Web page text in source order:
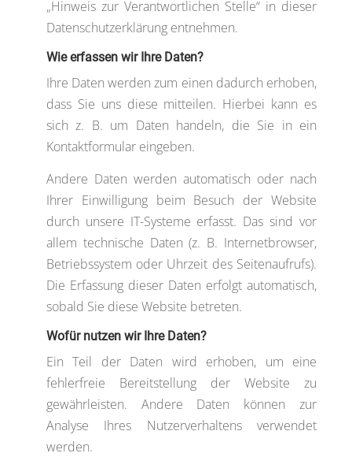
„Hinweis zur Verantwortlichen Stelle“ in dieser
Datenschutzerklärung entnehmen.
Wie erfassen wir Ihre Daten?
Ihre Daten werden zum einen dadurch erhoben,
dass Sie uns diese mitteilen. Hierbei kann es
sich z. B. um Daten handeln, die Sie in ein
Kontaktformular eingeben.
Andere Daten werden automatisch oder nach
Ihrer Einwilligung beim Besuch der Website
durch unsere IT-Systeme erfasst. Das sind vor
allem technische Daten (z. B. Internetbrowser,
Betriebssystem oder Uhrzeit des Seitenaufrufs).
Die Erfassung dieser Daten erfolgt automatisch,
sobald Sie diese Website betreten.
Wofür nutzen wir Ihre Daten?
Ein Teil der Daten wird erhoben, um eine
fehlerfreie Bereitstellung der Website zu
gewährleisten. Andere Daten können zur
Analyse Ihres Nutzerverhaltens verwendet
werden.